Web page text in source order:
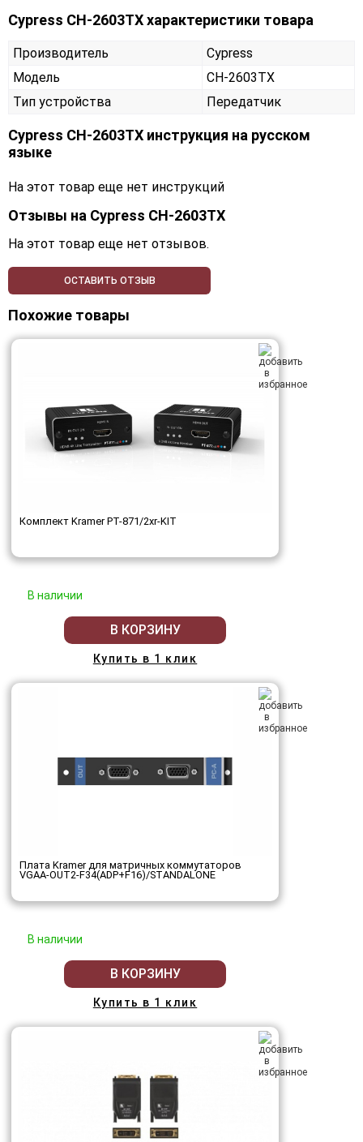
Cypress CH-2603TX характеристики товара
Производитель
Cypress
Модель
CH-2603TX
Тип устройства
Передатчик
Cypress CH-2603TX инструкция на русском
языке
На этот товар еще нет инструкций
Отзывы на Cypress CH-2603TX
На этот товар еще нет отзывов.
ОСТАВИТЬ ОТЗЫВ
Похожие товары
Комплект Kramer PT-871/2xr-KIT
В наличии
В КОРЗИНУ
Купить в 1 клик
Плата Kramer для матричных коммутаторов
VGAA-OUT2-F34(ADP+F16)/STANDALONE
В наличии
В КОРЗИНУ
Купить в 1 клик